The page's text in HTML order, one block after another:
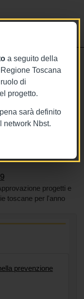
a seguito della
Toscana
di
progetto.
sarà definito
network Nbst.
2019
toscana
progetti e
toscane per l'anno
prevenzione